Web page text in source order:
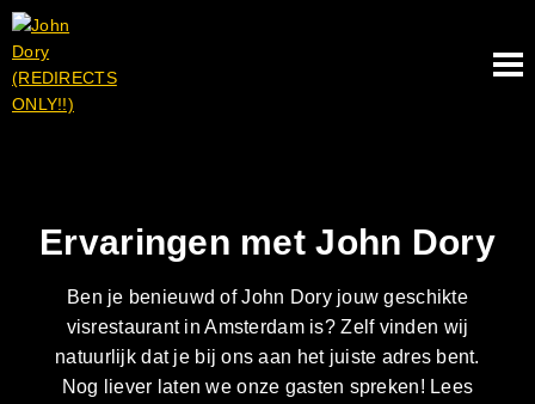
Ervaringen met John Dory
Ben je benieuwd of John Dory jouw geschikte
visrestaurant in Amsterdam is? Zelf vinden wij
natuurlijk dat je bij ons aan het juiste adres bent.
Nog liever laten we onze gasten spreken! Lees